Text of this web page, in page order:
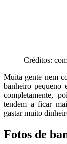
Créditos:
Muita gente nem
banheiro pequeno
completamente,
tendem a ficar
gastar muito
Fotos de